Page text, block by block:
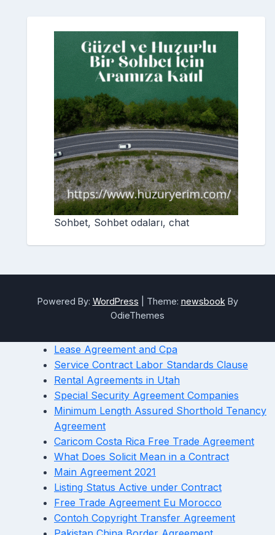
Sohbet, Sohbet odaları, chat
Powered By: WordPress Theme: newsbook By
OdieThemes
Lease Agreement and Cpa
Service Contract Labor Standards Clause
Rental Agreements in Utah
Special Security Agreement Companies
Minimum Length Assured Shorthold Tenancy
Agreement
Caricom Costa Rica Free Trade Agreement
What Does Solicit Mean in a Contract
Main Agreement 2021
Listing Status Active under Contract
Free Trade Agreement Eu Morocco
Contoh Copyright Transfer Agreement